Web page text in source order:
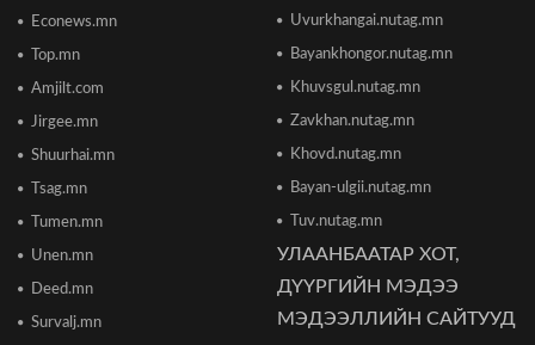
Парламент хар тамхины хэргийн ялын
2026/06/16 15:49
Ши Жиньпин Монголд айлчилна
"The MongolZ" баг IEM Cologne Major-2026
тэмцээнийг гуравдугаар шатнаас өндөрлүүллээ
Econews.mn
Top.mn
Amjilt.com
Jirgee.mn
Shuurhai.mn
Tsag.mn
Tumen.mn
Unen.mn
Deed.mn
Survalj.mn
Uvurkhangai.nutag.mn
Bayankhongor.nutag.mn
Khuvsgul.nutag.mn
Zavkhan.nutag.mn
Khovd.nutag.mn
Bayan-ulgii.nutag.mn
Tuv.nutag.mn
УЛААНБААТАР ХОТ,
ДҮҮРГИЙН МЭДЭЭ
МЭДЭЭЛЛИЙН САЙТУУД